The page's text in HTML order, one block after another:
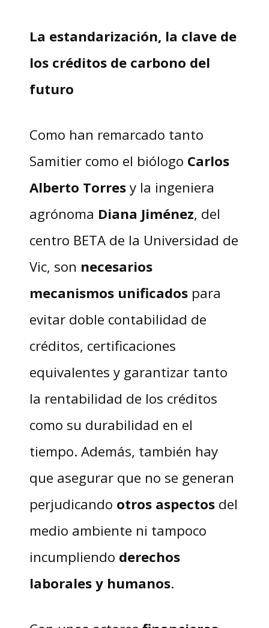
La estandarización, la clave de
los créditos de carbono del
futuro
Como han remarcado tanto
Samitier como el biólogo Carlos
Alberto Torres y la ingeniera
agrónoma Diana Jiménez, del
centro BETA de la Universidad de
Vic, son necesarios
mecanismos unificados para
evitar doble contabilidad de
créditos, certificaciones
equivalentes y garantizar tanto
la rentabilidad de los créditos
como su durabilidad en el
tiempo. Además, también hay
que asegurar que no se generan
perjudicando otros aspectos del
medio ambiente ni tampoco
incumpliendo derechos
laborales y humanos.